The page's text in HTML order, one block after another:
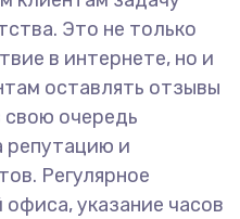
Это не только
в интернете, но и
оставлять отзывы
свою очередь
репутацию и
Регулярное
указание часов